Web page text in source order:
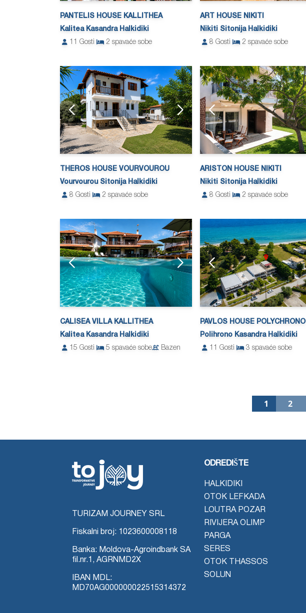
PANTELIS HOUSE KALLITHEA
Kalitea Kasandra Halkidiki
Gosti 2 spavaće sobe
ART HOUSE NIKITI
Nikiti Sitonija Halkidiki
8 Gosti 2 spavaće sobe
THEROS HOUSE VOURVOUROU
Vourvourou Sitonija Halkidiki
8 Gosti 2 spavaće sobe
ARISTON HOUSE NIKITI
Nikiti Sitonija Halkidiki
8 Gosti 2 spavaće sobe
CALISEA VILLA KALLITHEA
Kalitea Kasandra Halkidiki
15 Gosti 5 spavaće sobe Bazen
PAVLOS HOUSE POLYCHRONO
Polihrono Kasandra Halkidiki
Gosti 3 spavaće sobe
1 2
TURIZAM JOURNEY SRL
Fiskalni broj: 1023600008118
Banka: Moldova-Agroindbank SA
fil.nr.1, AGRNMD2X
IBAN MDL:
MD70AG000000022515314372
ODREDIŠTE
HALKIDIKI
OTOK LEFKADA
LOUTRA POZAR
RIVIJERA OLIMP
PARGA
SERES
OTOK THASSOS
SOLUN